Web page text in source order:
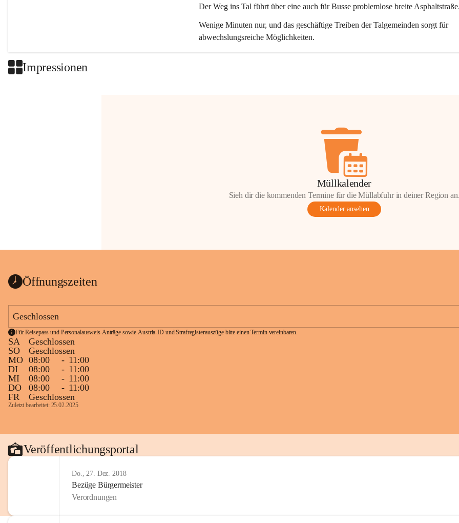
Der Weg ins Tal führt über eine auch für Busse problemlose breite
Wenige Minuten nur, und das geschäftige Treiben der Talgemeinden sorgt für
abwechslungsreiche Möglichkeiten.
Impressionen
Müllkalender
Sieh dir die kommenden Termine für die Müllabfuhr in deiner Region
Kalender ansehen
Öffnungszeiten
Geschlossen
Für Reisepass und Personalausweis Anträge sowie Austria-ID und Strafregisterauszüge bitte einen Termin vereinbaren.
SA
Geschlossen
SO
Geschlossen
MO 08:00 - 11:00
DI
08:00 - 11:00
MI
08:00 - 11:00
DO
08:00 - 11:00
FR
Geschlossen
Zuletzt bearbeitet: 25.02.2025
Veröffentlichungsportal
Do., 27. Dez. 2018
Bezüge Bürgermeister
Verordnungen